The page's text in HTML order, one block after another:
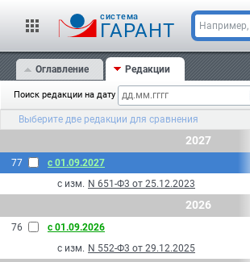
cистема
ГАРАНТ Например,
Оглавление Редакции
Поиск редакции на дату
Выберите две редакции для сравнения
2027
77
с 01.09.2027
с изм. N 651-Ф3 от 25.12.2023
2026
76
с 01.09.2026
с изм. N 552-Ф3 от 29.12.2025